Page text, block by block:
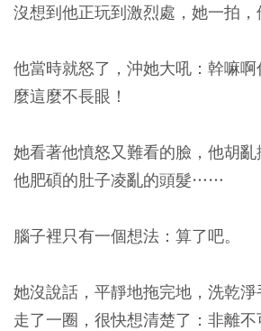
沒想到他正玩到激烈處，她一拍，
他當時就怒了，沖她大吼：幹嘛
麼這麼不長眼！
她看著他憤怒又難看的臉，他胡亂
他肥碩的肚子凌亂的頭髮……
腦子裡只有一個想法：算了吧。
她沒說話，平靜地拖完地，洗乾
走了一圈，很快想清楚了：非離不